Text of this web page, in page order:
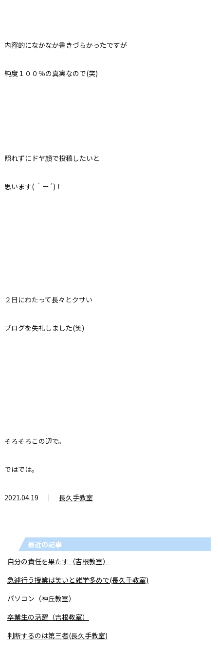
内容的になかなか書きづらかったですが
純度１００％の真実なので(笑)
照れずにドヤ顔で投稿したいと
思います( ｀ー´)！
２日にわたって長々とクサい
ブログを失礼しました(笑)
そろそろこの辺で。
ではでは。
2021.04.19 ｜ 長久手教室
最近の記事
自分の責任を果たす（吉根教室）
急遽行う授業は笑いと雑学多めで(長久手教室)
パソコン（神丘教室）
卒業生の活躍（吉根教室）
判断するのは第三者(長久手教室)